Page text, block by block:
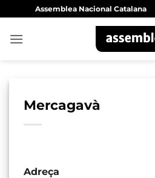
content
Assemblea Nacional Catalana
Mercagavà
Adreça